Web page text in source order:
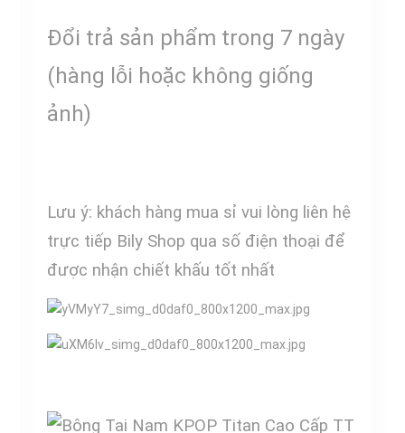
Đổi trả sản phẩm trong 7 ngày
(hàng lỗi hoặc không giống
ảnh)
Lưu ý: khách hàng mua sỉ vui lòng liên hệ
trực tiếp Bily Shop qua số điện thoại để
được nhận chiết khấu tốt nhất